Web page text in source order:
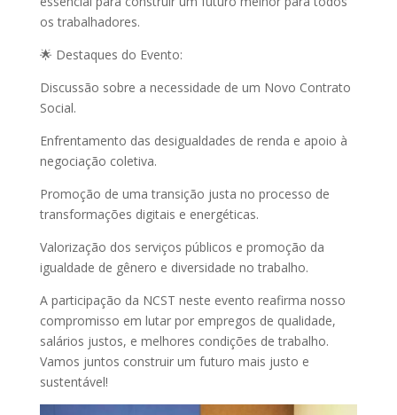
os trabalhadores.
🌟 Destaques do Evento:
Discussão sobre a necessidade de um Novo Contrato
Social.
Enfrentamento das desigualdades de renda e apoio à
negociação coletiva.
Promoção de uma transição justa no processo de
transformações digitais e energéticas.
Valorização dos serviços públicos e promoção da
igualdade de gênero e diversidade no trabalho.
A participação da NCST neste evento reafirma nosso
compromisso em lutar por empregos de qualidade,
salários justos, e melhores condições de trabalho.
Vamos juntos construir um futuro mais justo e
sustentável!